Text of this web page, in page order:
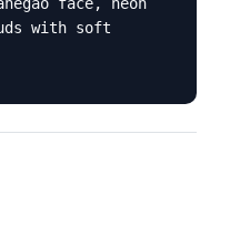
with soft